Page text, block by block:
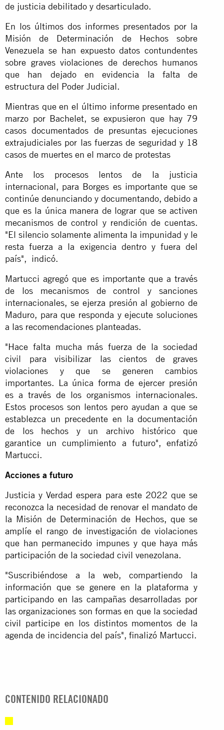
de justicia debilitado y desarticulado.
En los últimos dos informes presentados por la
Misión de Determinación de Hechos sobre
Venezuela se han expuesto datos contundentes
sobre graves violaciones de derechos humanos
que han dejado en evidencia la falta de
estructura del Poder Judicial.
Mientras que en el último informe presentado en
marzo por Bachelet, se expusieron que hay 79
casos documentados de presuntas ejecuciones
extrajudiciales por las fuerzas de seguridad y 18
casos de muertes en el marco de protestas
Ante los procesos lentos de la justicia
internacional, para Borges es importante que se
continúe denunciando y documentando, debido a
que es la única manera de lograr que se activen
mecanismos de control y rendición de cuentas.
"El silencio solamente alimenta la impunidad y le
resta fuerza a la exigencia dentro y fuera del
país", indicó.
Martucci agregó que es importante que a través
de los mecanismos de control y sanciones
internacionales, se ejerza presión al gobierno de
Maduro, para que responda y ejecute soluciones
a las recomendaciones planteadas.
"Hace falta mucha más fuerza de la sociedad
civil para visibilizar las cientos de graves
violaciones y que se generen cambios
importantes. La única forma de ejercer presión
es a través de los organismos internacionales.
Estos procesos son lentos pero ayudan a que se
establezca un precedente en la documentación
de los hechos y un archivo histórico que
garantice un cumplimiento a futuro", enfatizó
Martucci.
Acciones a futuro
Justicia y Verdad espera para este 2022 que se
reconozca la necesidad de renovar el mandato de
la Misión de Determinación de Hechos, que se
amplíe el rango de investigación de violaciones
que han permanecido impunes y que haya más
participación de la sociedad civil venezolana.
"Suscribiéndose a la web, compartiendo la
información que se genere en la plataforma y
participando en las campañas desarrolladas por
las organizaciones son formas en que la sociedad
civil participe en los distintos momentos de la
agenda de incidencia del país", finalizó Martucci.
CONTENIDO RELACIONADO